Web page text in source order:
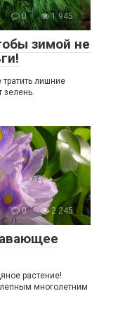
0 1 945
зимой не
лишние
зелень.
0 2 245
растение!
многолетним